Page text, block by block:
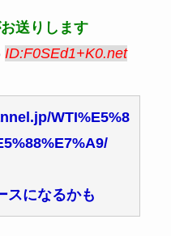
送りします
ID:F0SEd1+K0.net
WTI%E5%8
スになるかも